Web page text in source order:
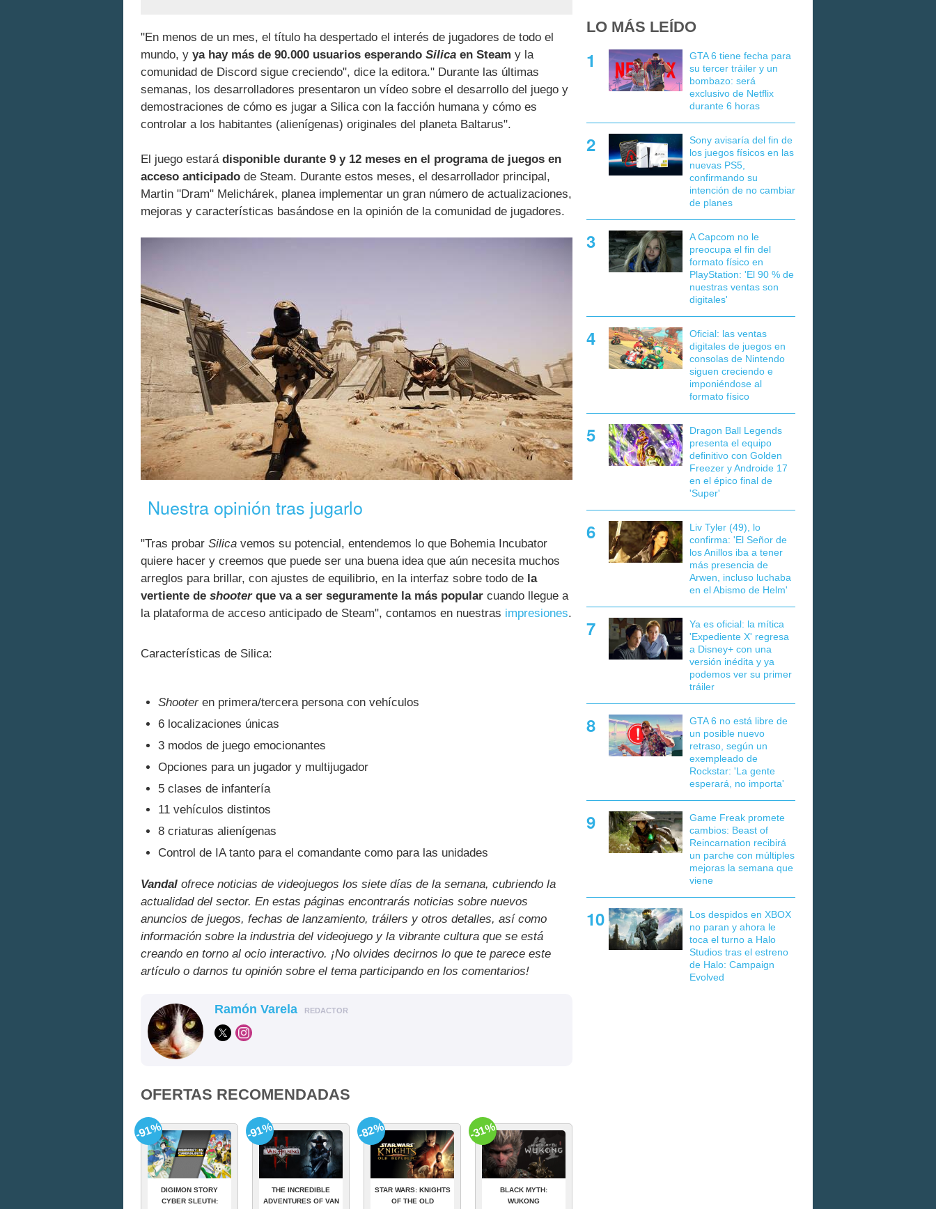
"En menos de un mes, el título ha despertado el interés de jugadores de todo el
mundo, y ya hay más de 90.000 usuarios esperando Silica en Steam y la
comunidad de Discord sigue creciendo", dice la editora." Durante las últimas
semanas, los desarrolladores presentaron un vídeo sobre el desarrollo del juego y
demostraciones de cómo es jugar a Silica con la facción humana y cómo es
controlar a los habitantes (alienígenas) originales del planeta Baltarus".
El juego estará disponible durante 9 y 12 meses en el programa de juegos en
acceso anticipado de Steam. Durante estos meses, el desarrollador principal,
Martin "Dram" Melichárek, planea implementar un gran número de actualizaciones,
mejoras y características basándose en la opinión de la comunidad de jugadores.
Nuestra opinión tras jugarlo
"Tras probar Silica vemos su potencial, entendemos lo que Bohemia Incubator
quiere hacer y creemos que puede ser una buena idea que aún necesita muchos
arreglos para brillar, con ajustes de equilibrio, en la interfaz sobre todo de la
vertiente de shooterque va a ser seguramente la más popular cuando llegue a
la plataforma de acceso anticipado de Steam", contamos en nuestras impresiones.
Características de Silica:
Shooteren primera/tercera persona con vehículos
6 localizaciones únicas
3 modos de juego emocionantes
Opciones para un jugador y multijugador
5 clases de infantería
11 vehículos distintos
8 criaturas alienígenas
Control de IA tanto para el comandante como para las unidades
Vandal ofrece noticias de videojuegos los siete días de la semana, cubriendo la
actualidad del sector. En estas páginas encontrarás noticias sobre nuevos
anuncios de juegos, fechas de lanzamiento, tráilers y otros detalles, así como
información sobre la industria del videojuego y la vibrante cultura que se está
creando en torno al ocio interactivo. ¡No olvides decirnos lo que te parece este
artículo o darnos tu opinión sobre el tema participando en los comentarios!
Ramón Varela REDACTOR
OFERTAS RECOMENDADAS
DIGIMON STORY
CYBER SLEUTH:
-91%
THE INCREDIBLE
ADVENTURES OF VAN
-91%
STAR WARS: KNIGHTS
OF THE OLD
-82%
BLACK MYTH:
WUKONG
-31%
LO MÁS LEÍDO
GTA 6 tiene fecha para
su tercer tráiler y un
bombazo: será
exclusivo de Netflix
durante 6 horas
Sony avisaría del fin de
los juegos físicos en las
nuevas PS5,
confirmando su
intención de no cambiar
de planes
A Capcom no le
preocupa el fin del
formato físico en
PlayStation: 'El 90 % de
nuestras ventas son
digitales'
Oficial: las ventas
digitales de juegos en
consolas de Nintendo
siguen creciendo e
imponiéndose al
formato físico
Dragon Ball Legends
presenta el equipo
definitivo con Golden
Freezer y Androide 17
en el épico final de
'Super'
Liv Tyler (49), lo
confirma: 'El Señor de
los Anillos iba a tener
más presencia de
Arwen, incluso luchaba
en el Abismo de Helm'
Ya es oficial: la mítica
'Expediente X' regresa
a Disney+ con una
versión inédita y ya
podemos ver su primer
tráiler
GTA 6 no está libre de
un posible nuevo
retraso, según un
exempleado de
Rockstar: 'La gente
esperará, no importa'
Game Freak promete
cambios: Beast of
Reincarnation recibirá
un parche con múltiples
mejoras la semana que
viene
Los despidos en XBOX
no paran y ahora le
toca el turno a Halo
Studios tras el estreno
de Halo: Campaign
Evolved